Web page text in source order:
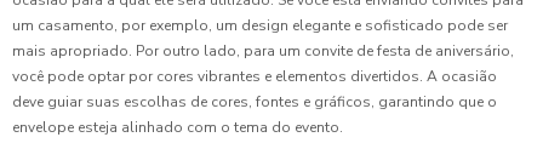
um casamento, por exemplo, um design elegante e sofisticado pode ser
mais apropriado. Por outro lado, para um convite de festa de aniversário,
você pode optar por cores vibrantes e elementos divertidos. A ocasião
deve guiar suas escolhas de cores, fontes e gráficos, garantindo que o
envelope esteja alinhado com o tema do evento.